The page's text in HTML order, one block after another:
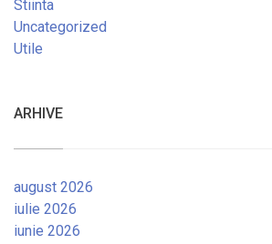
Stiinta
Uncategorized
Utile
ARHIVE
august 2026
iulie 2026
iunie 2026